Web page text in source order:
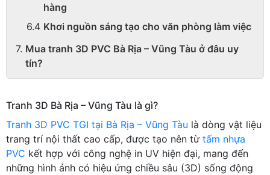
hàng
Khơi nguồn sáng tạo cho văn phòng làm việc
Mua tranh 3D PVC Bà Rịa – Vũng Tàu ở đâu uy
tín?
Tranh 3D Bà Rịa – Vũng Tàu là gì?
Tranh 3D PVC TGI tại Bà Rịa – Vũng Tàu là dòng vật liệu
trang trí nội thất cao cấp, được tạo nên từ tấm nhựa
PVC kết hợp với công nghệ in UV hiện đại, mang đến
những hình ảnh có hiệu ứng chiều sâu (3D) sống động